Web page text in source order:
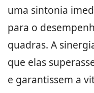
uma sintonia
para o
quadras. A
que elas
e garantissem a